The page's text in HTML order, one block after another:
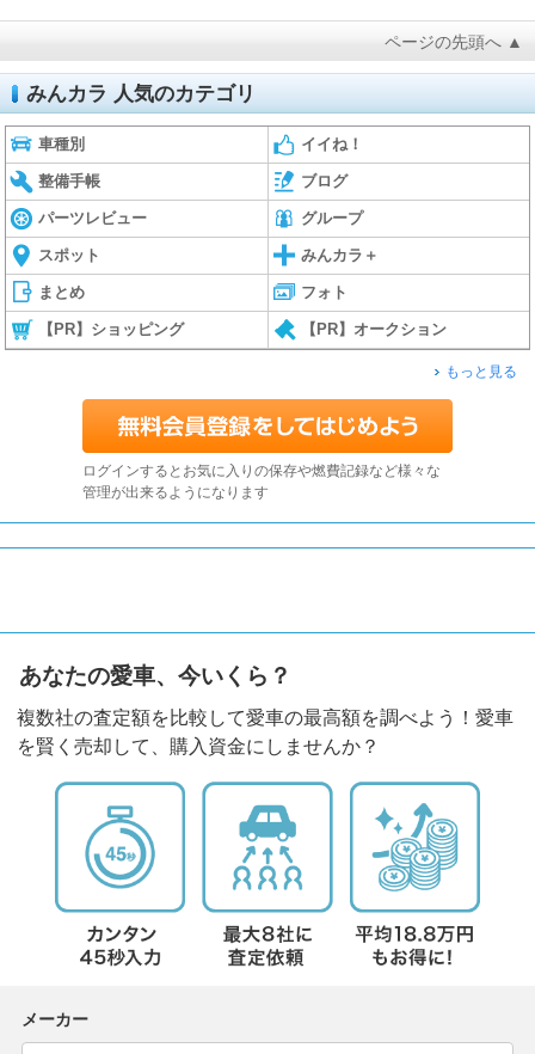
ページの先頭へ ▲
みんカラ 人気のカテゴリ
車種別 イイね！
整備手帳 ブログ
パーツレビュー グループ
スポット みんカラ＋
まとめ フォト
【PR】ショッピング 【PR】オークション
もっと見る
ログインするとお気に入りの保存や燃費記録など様々な
管理が出来るようになります
あなたの愛車、今いくら？
複数社の査定額を比較して愛車の最高額を調べよう！愛車
を賢く売却して、購入資金にしませんか？
メーカー